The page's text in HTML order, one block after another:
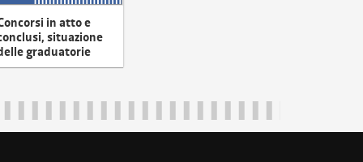
in atto e
situazione
graduatorie